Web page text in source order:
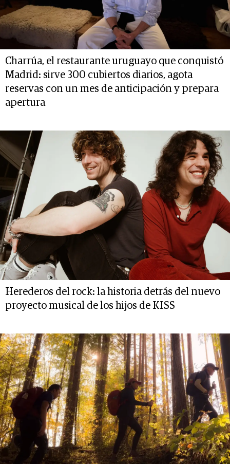
Charrúa, el restaurante uruguayo que conquistó
Madrid: sirve 300 cubiertos diarios, agota
reservas con un mes de anticipación y prepara
apertura
Herederos del rock: la historia detrás del nuevo
proyecto musical de los hijos de KISS